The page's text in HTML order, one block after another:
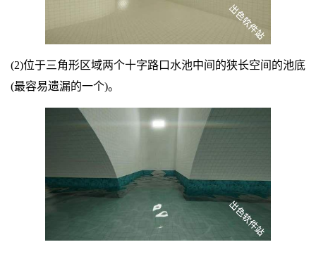
(2)位于三角形区域两个十字路口水池中间的狭长空间的池底
(最容易遗漏的一个)。